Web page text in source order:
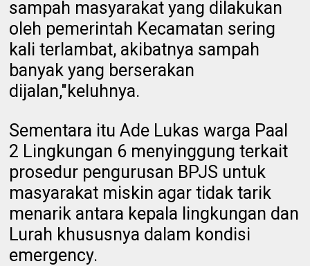
sampah masyarakat yang dilakukan
oleh pemerintah Kecamatan sering
kali terlambat, akibatnya sampah
banyak yang berserakan
dijalan,"keluhnya.
Sementara itu Ade Lukas warga Paal
2 Lingkungan 6 menyinggung terkait
prosedur pengurusan BPJS untuk
masyarakat miskin agar tidak tarik
menarik antara kepala lingkungan dan
Lurah khususnya dalam kondisi
emergency.